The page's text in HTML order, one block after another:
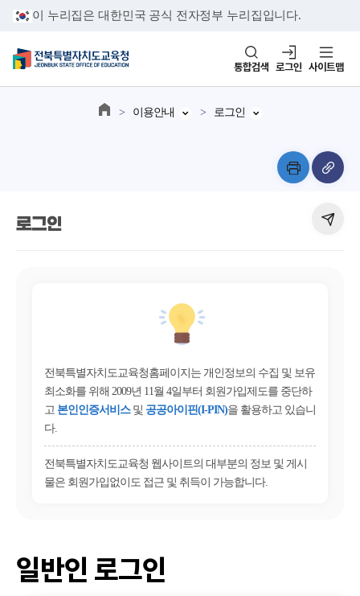
이 누리집은 대한민국 공식 전자정부 누리집입니다.
통합검색 로그인 사이트맵
이용안내 로그인
로그인
전북특별자치도교육청홈페이지는 개인정보의 수집 및 보유
최소화를 위해 2009년 11월 4일부터 회원가입제도를 중단하
고 본인인증서비스 및 공공아이핀(I-PIN)을 활용하고 있습니
다.
전북특별자치도교육청 웹사이트의 대부분의 정보 및 게시
물은 회원가입없이도 접근 및 취득이 가능합니다.
일반인 로그인